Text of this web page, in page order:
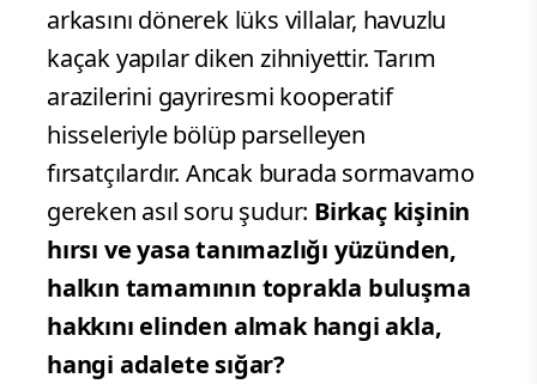
arkasını dönerek lüks villalar, havuzlu
kaçak yapılar diken zihniyettir. Tarım
arazilerini gayriresmi kooperatif
hisseleriyle bölüp parselleyen
fırsatçılardır. Ancak burada sormavamo
gereken asıl soru şudur: Birkaç kişinin
hırsı ve yasa tanımazlığı yüzünden,
halkın tamamının toprakla buluşma
hakkını elinden almak hangi akla,
hangi adalete sığar?